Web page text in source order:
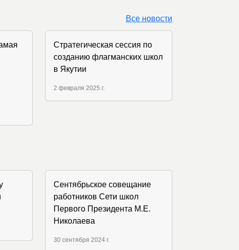
Все новости
​Стратегическая сессия по
созданию флагманских школ
в Якутии
2 февраля 2025 г.
​Сентябрьское совещание
работников Сети школ
Первого Президента М.Е.
Николаева
30 сентября 2024 г.